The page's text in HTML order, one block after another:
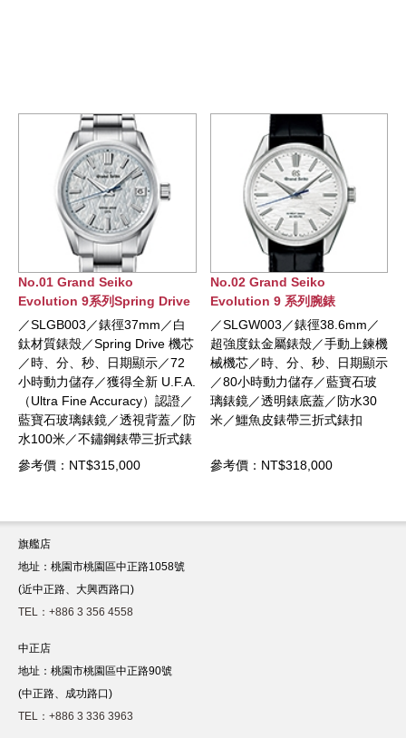
芯
防
錶
No.02 Grand Seiko
Evolution 9 系列腕錶
／SLGW003／錶徑38.6mm／
超強度鈦金屬錶殼／手動上鍊機
械機芯／時、分、秒、日期顯示
／80小時動力儲存／藍寶石玻
璃錶鏡／透明錶底蓋／防水30
米／鱷魚皮錶帶三折式錶扣
參考價：NT$318,000
No.04 Grand Seiko
Evolution 9 系列 Spring
Drive 5Days腕錶
／SLGA025／錶徑40mm／白
鈦金屬錶殼／Spring Drive
9RA2機芯／時、分、秒、日期
顯示／120小時動力儲存／藍寶
石玻璃錶鏡／透視背蓋／防水
100米／白鈦金屬錶帶三折式錶
參考價：NT$302,000
旗艦店
地址：桃園市桃園區中正路1058號
(近中正路、大興西路口)
TEL：+886 3 356 4558
中正店
地址：桃園市桃園區中正路90號
(中正路、成功路口)
TEL：+886 3 336 3963